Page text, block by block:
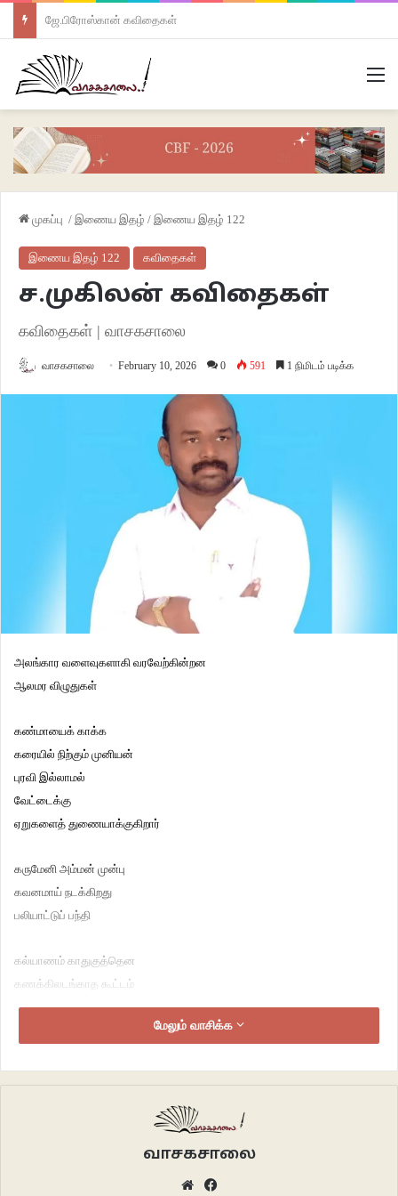
ஜே.பிரோஸ்கான் கவிதைகள்
முகப்பு / இணைய இதழ் / இணைய இதழ் 122
இணைய இதழ் 122 கவிதைகள்
ச.முகிலன் கவிதைகள்
கவிதைகள் | வாசகசாலை
வாசகசாலை February 10, 2026 0 591 1 நிமிடம் படிக்க
அலங்கார வளைவுகளாகி வரவேற்கின்றன
ஆலமர விழுதுகள்
கண்மாயைக் காக்க
கரையில் நிற்கும் முனியன்
புரவி இல்லாமல்
வேட்டைக்கு
ஏறுகளைத் துணையாக்குகிறார்
கருமேனி அம்மன் முன்பு
கவனமாய் நடக்கிறது
பலியாட்டுப் பந்தி
கல்யாணம் காதுகுத்தென
கணக்கிலடங்காத கூட்டம்
மண்டபம் தராத இளைப்பாறலைமேலும் வாசிக்க
வாசகசாலை
Website